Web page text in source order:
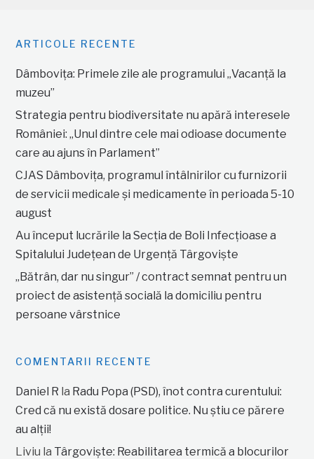
ARTICOLE RECENTE
Dâmbovița: Primele zile ale programului „Vacanță la
muzeu”
Strategia pentru biodiversitate nu apără interesele
României: „Unul dintre cele mai odioase documente
care au ajuns în Parlament”
CJAS Dâmbovița, programul întâlnirilor cu furnizorii
de servicii medicale și medicamente în perioada 5-10
august
Au început lucrările la Secția de Boli Infecțioase a
Spitalului Județean de Urgență Târgoviște
„Bătrân, dar nu singur” / contract semnat pentru un
proiect de asistență socială la domiciliu pentru
persoane vârstnice
COMENTARII RECENTE
Daniel R la Radu Popa (PSD), înot contra curentului:
Cred că nu există dosare politice. Nu știu ce părere
au alții!
Liviu la Târgoviște: Reabilitarea termică a blocurilor